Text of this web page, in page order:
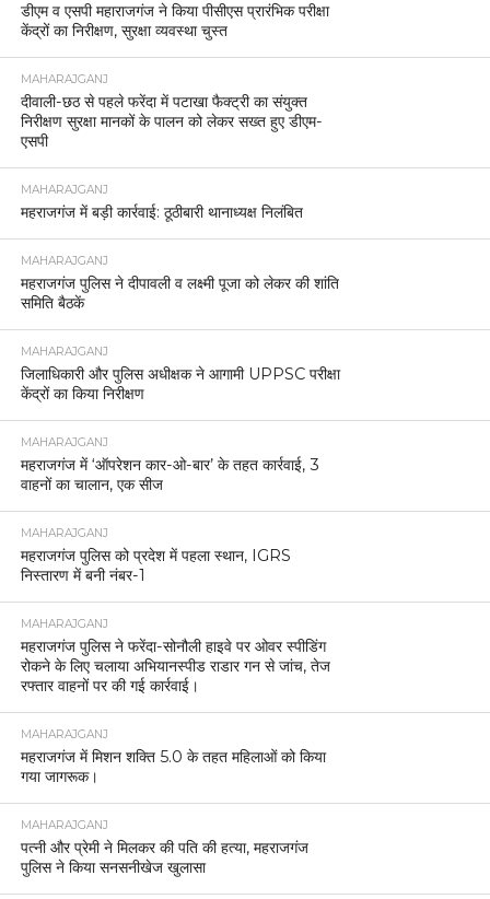
डीएम व एसपी महाराजगंज ने किया पीसीएस प्रारंभिक परीक्षा
केंद्रों का निरीक्षण, सुरक्षा व्यवस्था चुस्त
MAHARAJGANJ
दीवाली-छठ से पहले फरेंदा में पटाखा फैक्ट्री का संयुक्त
निरीक्षण सुरक्षा मानकों के पालन को लेकर सख्त हुए डीएम-
एसपी
MAHARAJGANJ
महराजगंज में बड़ी कार्रवाई: ठूठीबारी थानाध्यक्ष निलंबित
MAHARAJGANJ
महराजगंज पुलिस ने दीपावली व लक्ष्मी पूजा को लेकर की शांति
समिति बैठकें
MAHARAJGANJ
जिलाधिकारी और पुलिस अधीक्षक ने आगामी UPPSC परीक्षा
केंद्रों का किया निरीक्षण
MAHARAJGANJ
महराजगंज में ‘ऑपरेशन कार-ओ-बार’ के तहत कार्रवाई, 3
वाहनों का चालान, एक सीज
MAHARAJGANJ
महराजगंज पुलिस को प्रदेश में पहला स्थान, IGRS
निस्तारण में बनी नंबर-1
MAHARAJGANJ
महराजगंज पुलिस ने फरेंदा-सोनौली हाइवे पर ओवर स्पीडिंग
रोकने के लिए चलाया अभियानस्पीड राडार गन से जांच, तेज
रफ्तार वाहनों पर की गई कार्रवाई।
MAHARAJGANJ
महराजगंज में मिशन शक्ति 5.0 के तहत महिलाओं को किया
गया जागरूक।
MAHARAJGANJ
पत्नी और प्रेमी ने मिलकर की पति की हत्या, महराजगंज
पुलिस ने किया सनसनीखेज खुलासा